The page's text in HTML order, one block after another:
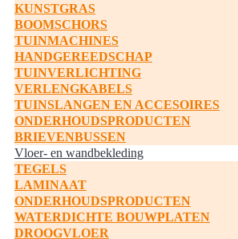
KUNSTGRAS
BOOMSCHORS
TUINMACHINES
HANDGEREEDSCHAP
TUINVERLICHTING
VERLENGKABELS
TUINSLANGEN EN ACCESOIRES
ONDERHOUDSPRODUCTEN
BRIEVENBUSSEN
Vloer- en wandbekleding
TEGELS
LAMINAAT
ONDERHOUDSPRODUCTEN
WATERDICHTE BOUWPLATEN
DROOGVLOER